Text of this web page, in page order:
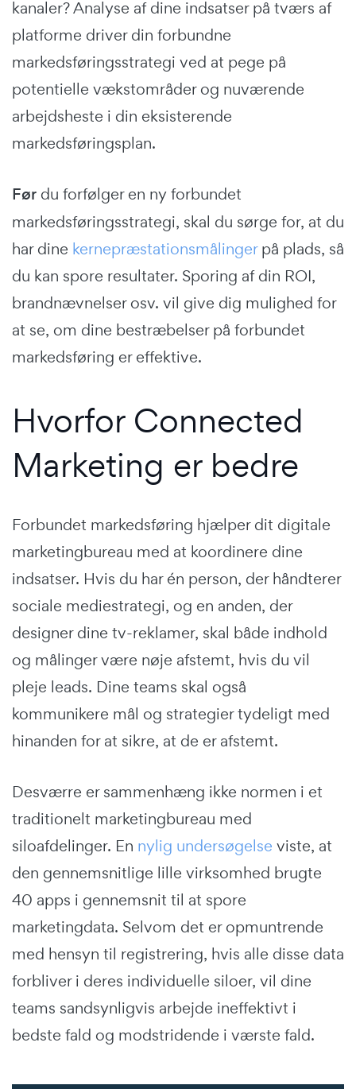
kanaler? Analyse af dine indsatser på tværs af
platforme driver din forbundne
markedsføringsstrategi ved at pege på
potentielle vækstområder og nuværende
arbejdsheste i din eksisterende
markedsføringsplan.
Før du forfølger en ny forbundet
markedsføringsstrategi, skal du sørge for, at du
har dine kernepræstationsmålingerpå plads, så
du kan spore resultater. Sporing af din ROI,
brandnævnelser osv. vil give dig mulighed for
at se, om dine bestræbelser på forbundet
markedsføring er effektive.
Hvorfor Connected
Marketing er bedre
Forbundet markedsføring hjælper dit digitale
marketingbureau med at koordinere dine
indsatser. Hvis du har én person, der håndterer
sociale mediestrategi, og en anden, der
designer dine tv-reklamer, skal både indhold
og målinger være nøje afstemt, hvis du vil
pleje leads. Dine teams skal også
kommunikere mål og strategier tydeligt med
hinanden for at sikre, at de er afstemt.
Desværre er sammenhæng ikke normen i et
traditionelt marketingbureau med
siloafdelinger. En nylig undersøgelse viste, at
den gennemsnitlige lille virksomhed brugte
40 apps i gennemsnit til at spore
marketingdata. Selvom det er opmuntrende
med hensyn til registrering, hvis alle disse data
forbliver i deres individuelle siloer, vil dine
teams sandsynligvis arbejde ineffektivt i
bedste fald og modstridende i værste fald.